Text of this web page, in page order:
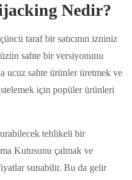
Nedir?
taraf bir satıcının izniniz
sahte bir versiyonunu
ucuz sahte ürünler üretmek ve
için popüler ürünleri
tehlikeli bir
Kutusunu çalmak ve
sunabilir. Bu da gelir